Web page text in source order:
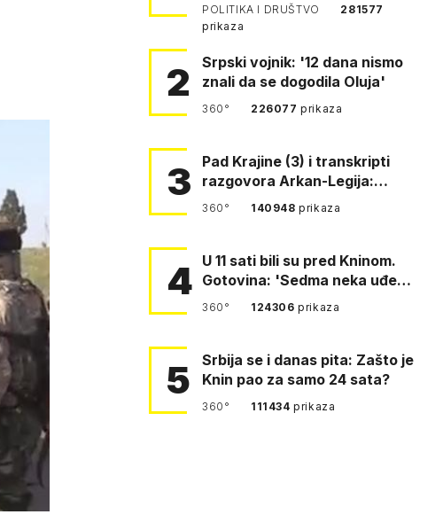
POLITIKA I DRUŠTVO
281577
prikaza
2
Srpski vojnik: '12 dana nismo
znali da se dogodila Oluja'
360° 226077prikaza
3
Pad Krajine (3) i transkripti
razgovora Arkan-Legija:
'Čujem, prelazite ustašam…
360° 140948prikaza
4 U 11 sati bili su pred Kninom.
Gotovina: 'Sedma neka uđe,
4. gardijska neka g…
360° 124306prikaza
5
Srbija se i danas pita: Zašto je
Knin pao za samo 24 sata?
360° 111434prikaza